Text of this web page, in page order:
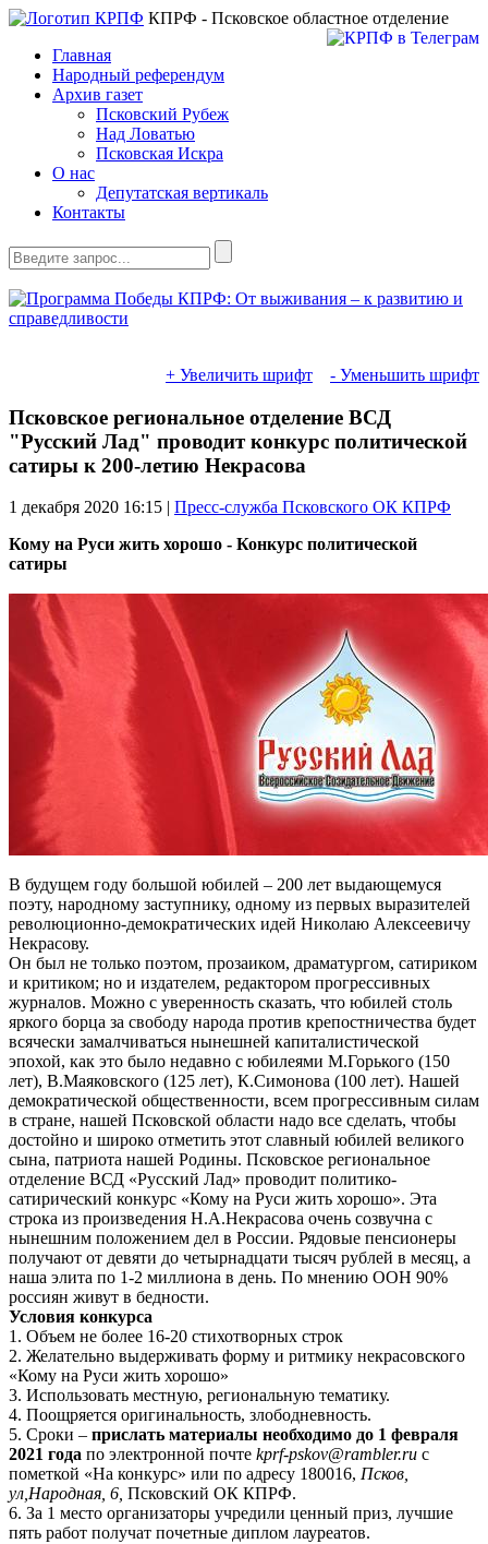
КПРФ - Псковское областное отделение
Главная
Народный референдум
Архив газет
Псковский Рубеж
Над Ловатью
Псковская Искра
О нас
Депутатская вертикаль
Контакты
+ Увеличить шрифт - Уменьшить шрифт
Псковское региональное отделение ВСД
"Русский Лад" проводит конкурс политической
сатиры к 200-летию Некрасова
1 декабря 2020 16:15 | Пресс-служба Псковского ОК КПРФ
Кому на Руси жить хорошо - Конкурс политической
сатиры
В будущем году большой юбилей – 200 лет выдающемуся
поэту, народному заступнику, одному из первых выразителей
революционно-демократических идей Николаю Алексеевичу
Некрасову.
Он был не только поэтом, прозаиком, драматургом, сатириком
и критиком; но и издателем, редактором прогрессивных
журналов. Можно с уверенность сказать, что юбилей столь
яркого борца за свободу народа против крепостничества будет
всячески замалчиваться нынешней капиталистической
эпохой, как это было недавно с юбилеями М.Горького (150
лет), В.Маяковского (125 лет), К.Симонова (100 лет). Нашей
демократической общественности, всем прогрессивным силам
в стране, нашей Псковской области надо все сделать, чтобы
достойно и широко отметить этот славный юбилей великого
сына, патриота нашей Родины. Псковское региональное
отделение ВСД «Русский Лад» проводит политико-
сатирический конкурс «Кому на Руси жить хорошо». Эта
строка из произведения Н.А.Некрасова очень созвучна с
нынешним положением дел в России. Рядовые пенсионеры
получают от девяти до четырнадцати тысяч рублей в месяц, а
наша элита по 1-2 миллиона в день. По мнению ООН 90%
россиян живут в бедности.
Условия конкурса
1. Объем не более 16-20 стихотворных строк
2. Желательно выдерживать форму и ритмику некрасовского
«Кому на Руси жить хорошо»
3. Использовать местную, региональную тематику.
4. Поощряется оригинальность, злободневность.
5. Сроки – прислать материалы необходимо до 1 февраля
2021 года по электронной почте kprf-pskov@rambler.ru с
пометкой «На конкурс» или по адресу 180016, Псков,
ул,Народная, 6, Псковский ОК КПРФ.
6. За 1 место организаторы учредили ценный приз, лучшие
пять работ получат почетные диплом лауреатов.